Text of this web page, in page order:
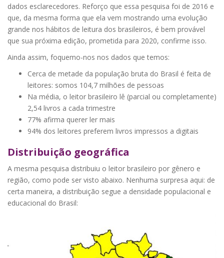
dados esclarecedores. Reforço que essa pesquisa foi de 2016 e
que, da mesma forma que ela vem mostrando uma evolução
grande nos hábitos de leitura dos brasileiros, é bem provável
que sua próxima edição, prometida para 2020, confirme isso.
Ainda assim, foquemo-nos nos dados que temos:
Cerca de metade da população bruta do Brasil é feita de
leitores: somos 104,7 milhões de pessoas
Na média, o leitor brasileiro lê (parcial ou completamente)
2,54 livros a cada trimestre
77% afirma querer ler mais
94% dos leitores preferem livros impressos a digitais
Distribuição geográfica
A mesma pesquisa distribuiu o leitor brasileiro por gênero e
região, como pode ser visto abaixo. Nenhuma surpresa aqui: de
certa maneira, a distribuição segue a densidade populacional e
educacional do Brasil: